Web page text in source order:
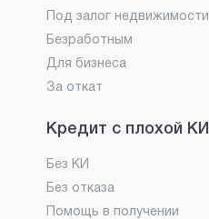
Под залог недвижимости
Безработным
Для бизнеса
За откат
Кредит с плохой КИ
Без КИ
Без отказа
Помощь в получении